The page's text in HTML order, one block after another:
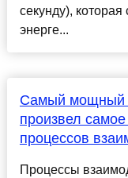
секунду), которая
энерге...
Самый мощный
произвел
процессов
Процессы